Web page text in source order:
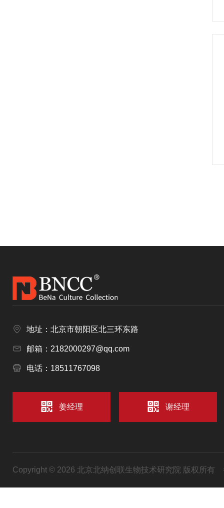
地址：北京市朝阳区北三环东路
邮箱：2182000297@qq.com
电话：18511767098
姜经理 谢经理
Copyright © 2026 北京北纳创联生物技术研究院 版权所有